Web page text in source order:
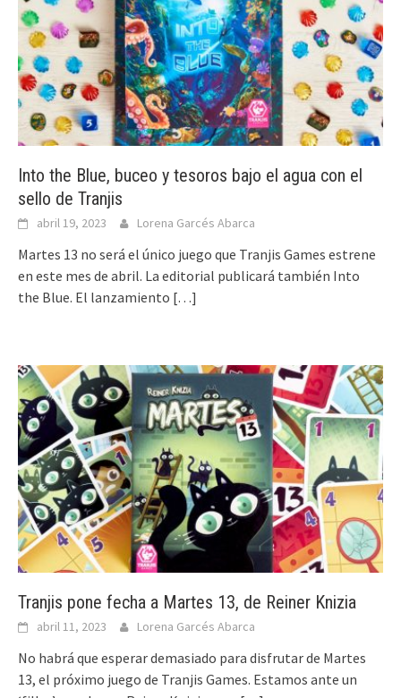
Into the Blue, buceo y tesoros bajo el agua con el
sello de Tranjis
abril 19, 2023 Lorena Garcés Abarca
Martes 13 no será el único juego que Tranjis Games estrene
en este mes de abril. La editorial publicará también Into
the Blue. El lanzamiento […]
Tranjis pone fecha a Martes 13, de Reiner Knizia
abril 11, 2023 Lorena Garcés Abarca
No habrá que esperar demasiado para disfrutar de Martes
13, el próximo juego de Tranjis Games. Estamos ante un